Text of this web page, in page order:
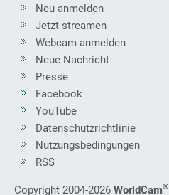
Neu anmelden
Jetzt streamen
Webcam anmelden
Neue Nachricht
Presse
Facebook
YouTube
Datenschutzrichtlinie
Nutzungsbedingungen
RSS
Copyright 2004-2026 WorldCam®